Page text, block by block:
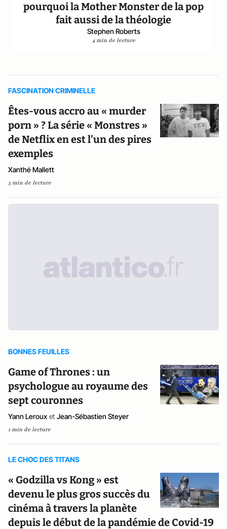
pourquoi la Mother Monster de la pop
fait aussi de la théologie
Stephen Roberts
4 min de lecture
FASCINATION CRIMINELLE
Êtes-vous accro au « murder
porn » ? La série « Monstres »
de Netflix en est l’un des pires
exemples
Xanthé Mallett
5 min de lecture
BONNES FEUILLES
Game of Thrones : un
psychologue au royaume des
sept couronnes
Yann Leroux et Jean-Sébastien Steyer
1 min de lecture
LE CHOC DES TITANS
« Godzilla vs Kong » est
devenu le plus gros succès du
cinéma à travers la planète
depuis le début de la pandémie de Covid-19